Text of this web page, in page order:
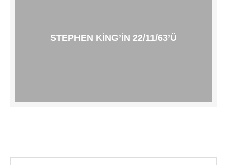
STEPHEN KING’IN 22/11/63’Ü